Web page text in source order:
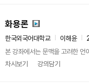
화용론
한국외국어대학교 이해윤
본 강좌에서는 문맥을 고려한 언
차시보기
강의담기